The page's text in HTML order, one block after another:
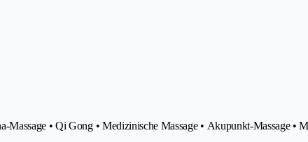
• Qi Gong • Medizinische Massage • Akupunkt-Massage •